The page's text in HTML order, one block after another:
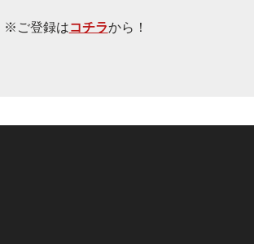
※ご登録はコチラから！